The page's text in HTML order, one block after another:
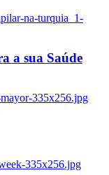
na-turquia_1-
a sua Saúde
335x256.jpg
335x256.jpg